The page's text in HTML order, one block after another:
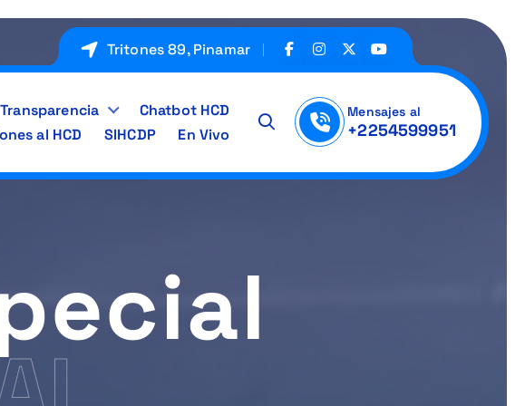
Tritones 89, Pinamar
Transparencia
Chatbot HCD
al HCD SIHCDP En Vivo
Mensajes al
+2254599951